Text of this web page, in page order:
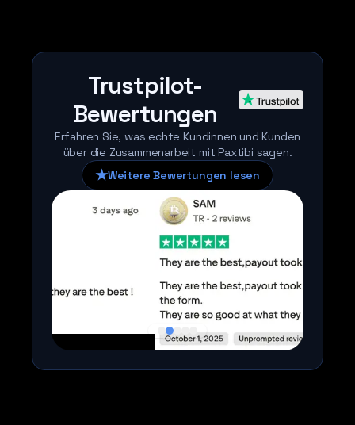
Trustpilot-
Bewertungen
Erfahren Sie, was echte Kundinnen und Kunden
über die Zusammenarbeit mit Paxtibi sagen.
Trustpilot-Logo
★Weitere Bewertungen lesen